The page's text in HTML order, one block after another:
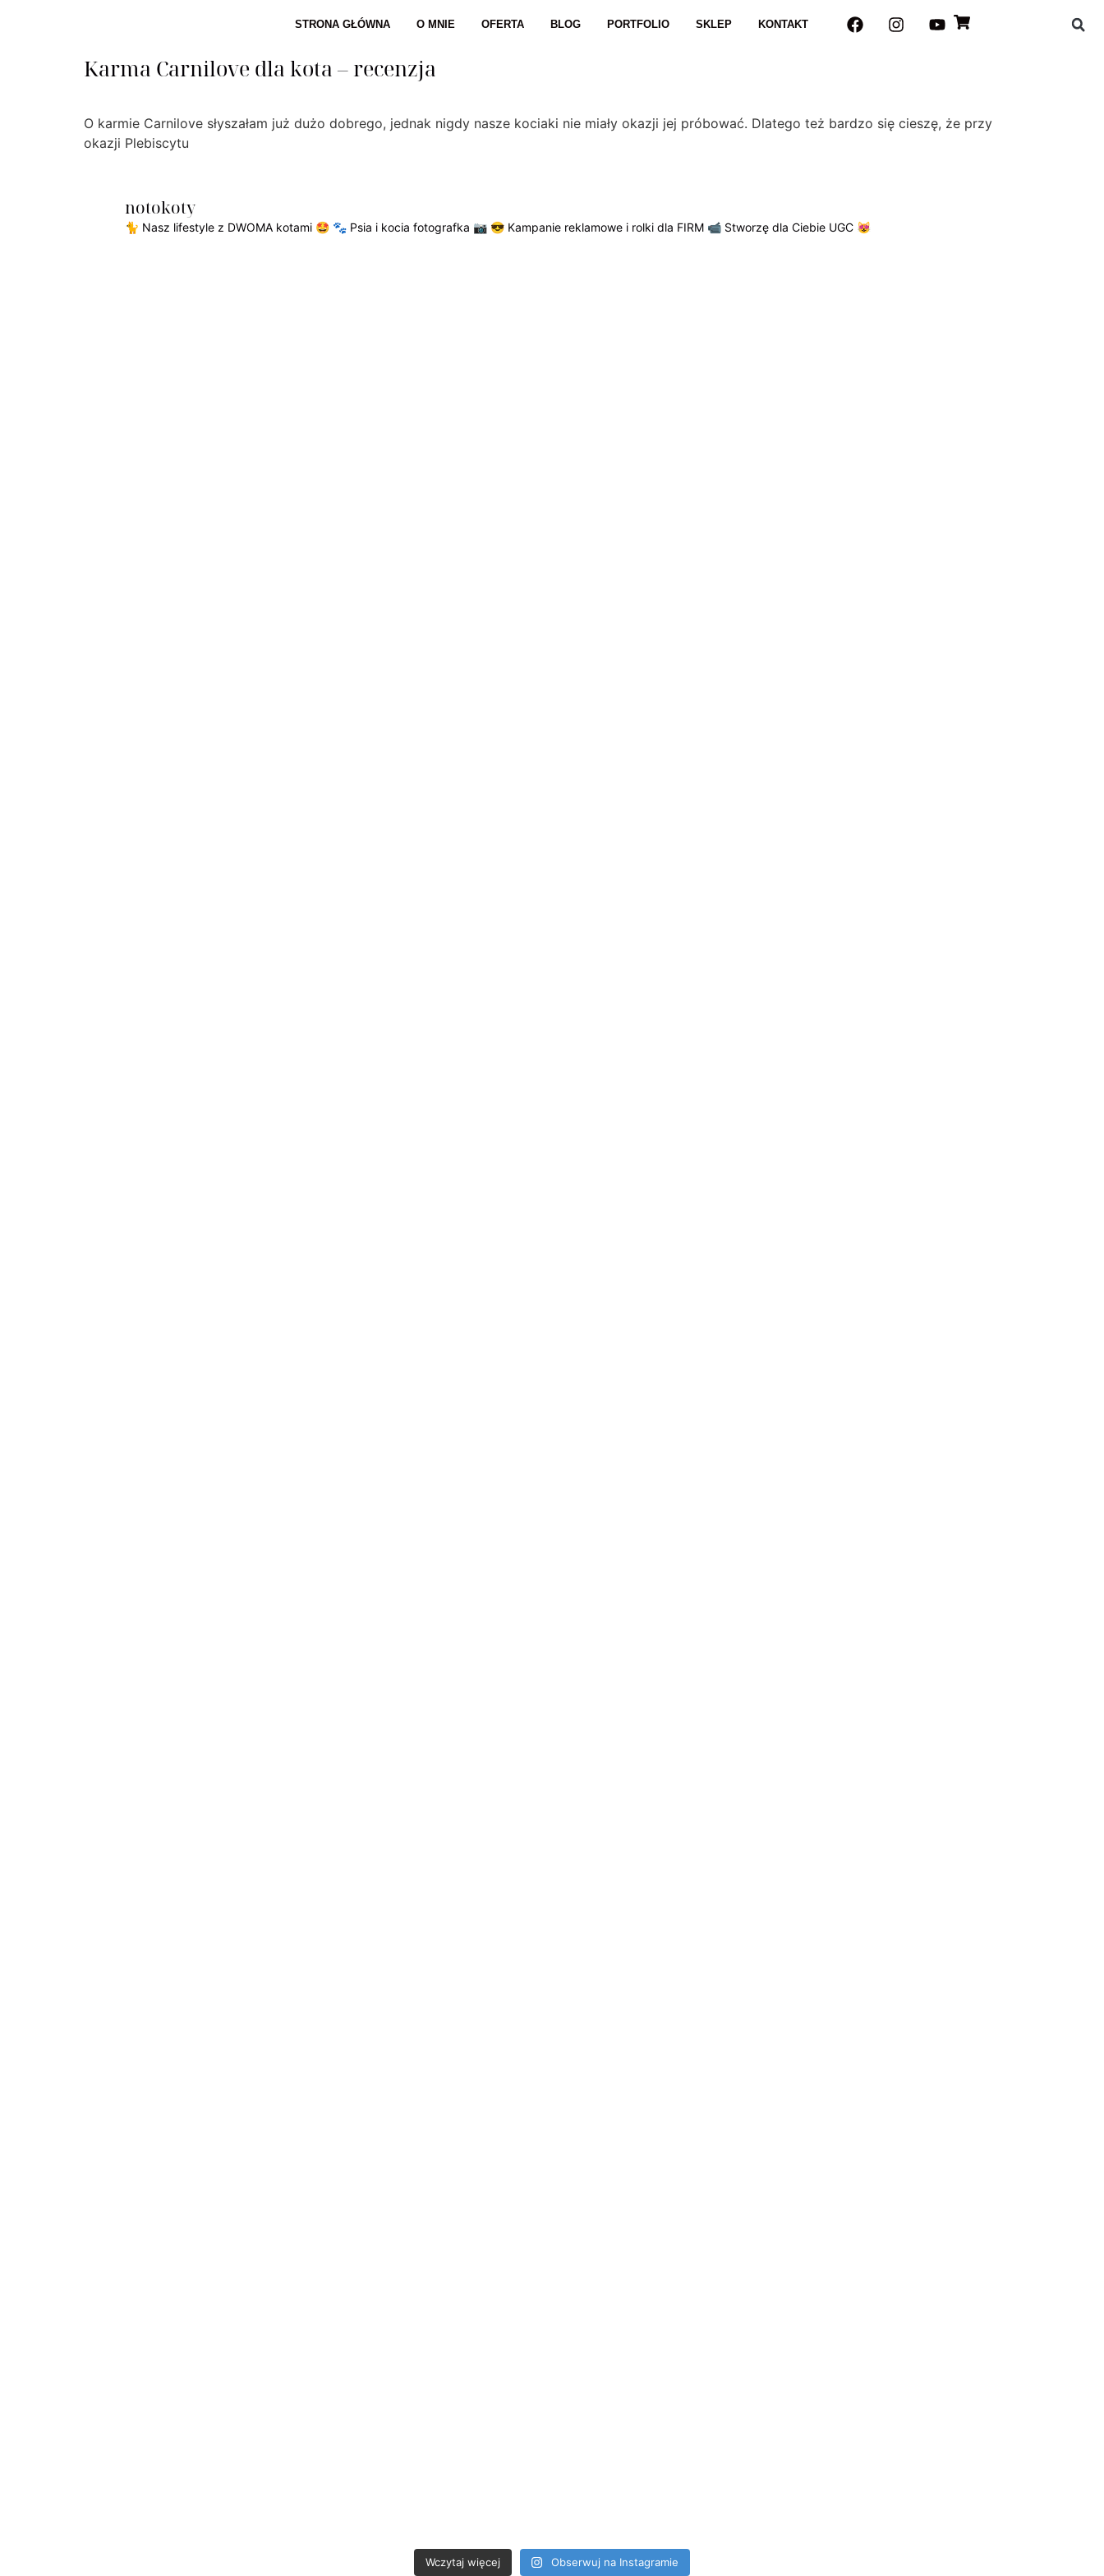
STRONA GŁÓWNA O MNIE OFERTA BLOG PORTFOLIO SKLEP KONTAKT
Karma Carnilove dla kota – recenzja
O karmie Carnilove słyszałam już dużo dobrego, jednak nigdy nasze kociaki nie miały okazji jej próbować. Dlatego też bardzo się cieszę, że przy
okazji Plebiscytu
notokoty
🐈 Nasz lifestyle z DWOMA kotami 🤩 🐾 Psia i kocia fotografka 📷 😎 Kampanie reklamowe i rolki dla FIRM 📹 Stworzę dla Ciebie UGC 😻
Wczytaj więcej Obserwuj na Instagramie